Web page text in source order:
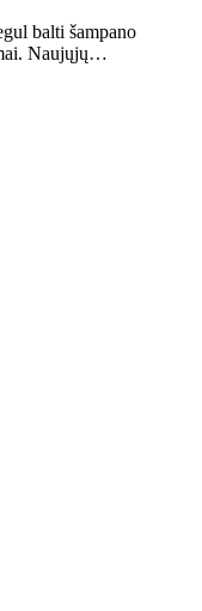
balti šampano
Naujųjų…